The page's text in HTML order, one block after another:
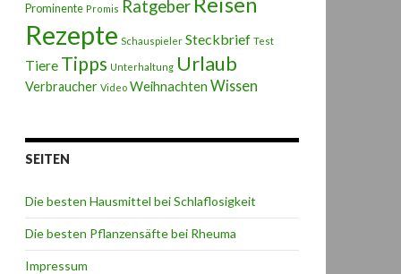
Prominente Promis Ratgeber
Rezepte Schauspieler Steckbrief Test
Tiere Tipps Unterhaltung Urlaub
Verbraucher Video Weihnachten Wissen
SEITEN
Die besten Hausmittel bei Schlaflosigkeit
Die besten Pflanzensäfte bei Rheuma
Impressum